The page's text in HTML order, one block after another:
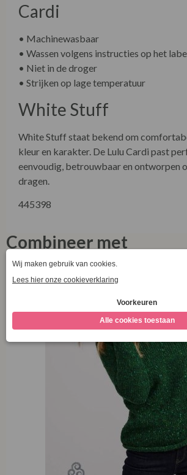
Cardi
• Machinewasbaar
• Wassen volgens instructies op het
• Niet in de droger
• Strijken op lage temperatuur
White Stuff
White Stuff staat bekend om
kleur en karakter. De Lulu Cardi past
eenvoudig, betrouwbaar en ontworpen
dragen.
445398
Combineer met